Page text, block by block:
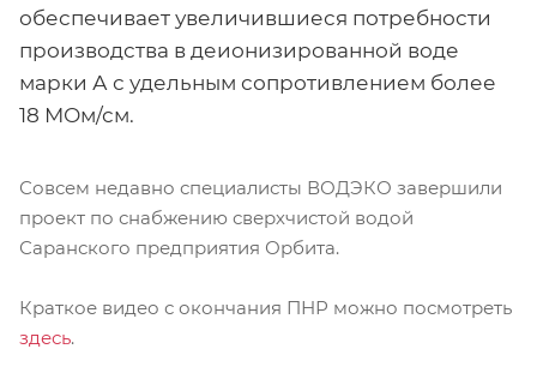
обеспечивает увеличившиеся потребности
производства в деионизированной воде
марки А с удельным сопротивлением более
18 МОм/см.
Совсем недавно специалисты ВОДЭКО завершили
проект по снабжению сверхчистой водой
Саранского предприятия Орбита.
Краткое видео с окончания ПНР можно посмотреть
здесь.